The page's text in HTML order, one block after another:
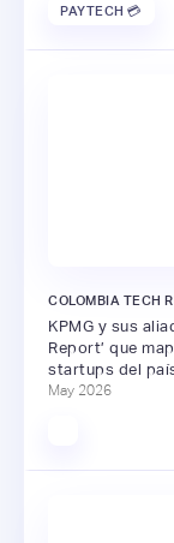
PAYTECH 💳
COLOMBIA TECH
KPMG y sus
Report’ que
startups del
May 2026